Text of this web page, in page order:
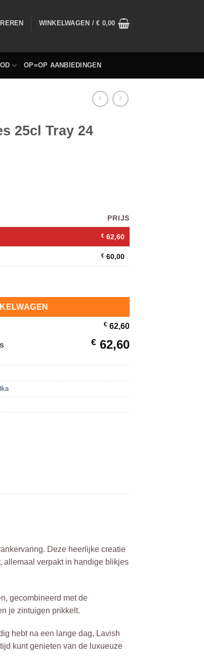
WINKELWAGEN /€ 0,00
OP=OP AANBIEDINGEN
25cl Tray 24
PRIJS
€ 62,60
€ 60,00
€ 62,60
€ 62,60
Deze heerlijke creatie
allemaal verpakt in handige blikjes
gecombineerd met de
je zintuigen prikkelt.
hebt na een lange dag, Lavish
kunt genieten van de luxueuze